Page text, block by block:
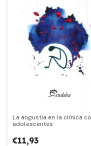
La angustia en la clínica
adolescentes
€11,93